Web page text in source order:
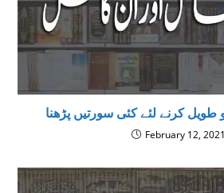
کرنے لئے کئی سورتیں پڑھنا
February 12, 2021